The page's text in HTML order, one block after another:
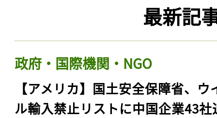
最新記
政府・国際機関・NGO
【アメリカ】国土安全保障省、ウ
ル輸入禁止リストに中国企業43社